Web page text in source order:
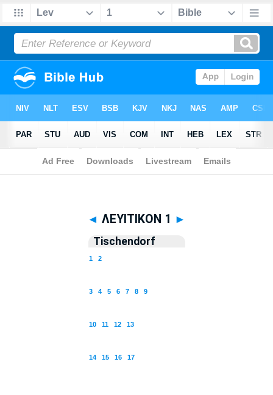
Biblia>Tischendorf> ΛΕΥΙΤΙΚΟΝ 1
◄ ΛΕΥΙΤΙΚΟΝ 1 ►
Tischendorf
1 2
3 4 5 6 7 8 9
10 11 12 13
14 15 16 17